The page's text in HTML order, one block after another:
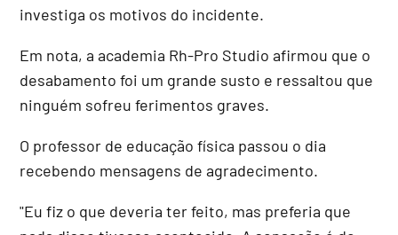
investiga os motivos do incidente.
Em nota, a academia Rh-Pro Studio afirmou que o
desabamento foi um grande susto e ressaltou que
ninguém sofreu ferimentos graves.
O professor de educação física passou o dia
recebendo mensagens de agradecimento.
"Eu fiz o que deveria ter feito, mas preferia que